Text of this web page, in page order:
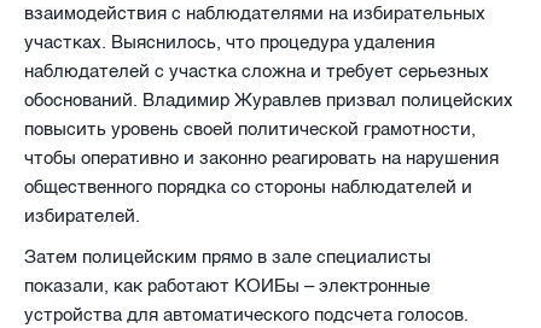
взаимодействия с наблюдателями на избирательных
участках. Выяснилось, что процедура удаления
наблюдателей с участка сложна и требует серьезных
обоснований. Владимир Журавлев призвал полицейских
повысить уровень своей политической грамотности,
чтобы оперативно и законно реагировать на нарушения
общественного порядка со стороны наблюдателей и
избирателей.
Затем полицейским прямо в зале специалисты
показали, как работают КОИБы – электронные
устройства для автоматического подсчета голосов.